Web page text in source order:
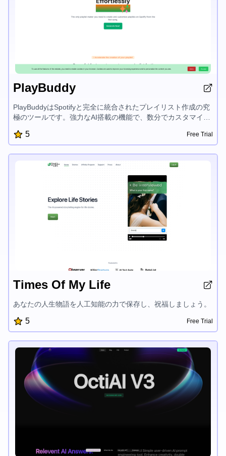
PlayBuddy
PlayBuddyはSpotifyと完全に統合されたプレイリスト作成の究
極のツールです。強力なAI搭載の機能で、数分でカスタマイズ
プロセスを自動化し、新しい音楽発見のレベルを開放しましょ
う。
5 Free Trial
Times Of My Life
あなたの人生物語を人工知能の力で保存し、祝福しましょう。
5 Free Trial